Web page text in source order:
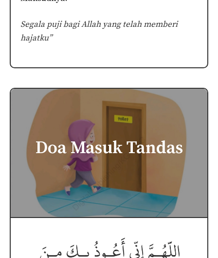
Segala puji bagi Allah yang telah memberi
hajatku”
Doa Masuk Tandas